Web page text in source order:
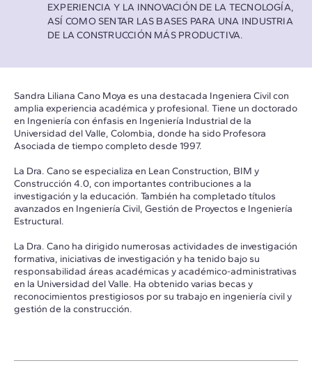
EXPERIENCIA Y LA INNOVACIÓN DE LA TECNOLOGÍA,
ASÍ COMO SENTAR LAS BASES PARA UNA INDUSTRIA
DE LA CONSTRUCCIÓN MÁS PRODUCTIVA.
Sandra Liliana Cano Moya es una destacada Ingeniera Civil con
amplia experiencia académica y profesional. Tiene un doctorado
en Ingeniería con énfasis en Ingeniería Industrial de la
Universidad del Valle, Colombia, donde ha sido Profesora
Asociada de tiempo completo desde 1997.
La Dra. Cano se especializa en Lean Construction, BIM y
Construcción 4.0, con importantes contribuciones a la
investigación y la educación. También ha completado títulos
avanzados en Ingeniería Civil, Gestión de Proyectos e Ingeniería
Estructural.
La Dra. Cano ha dirigido numerosas actividades de investigación
formativa, iniciativas de investigación y ha tenido bajo su
responsabilidad áreas académicas y académico-administrativas
en la Universidad del Valle. Ha obtenido varias becas y
reconocimientos prestigiosos por su trabajo en ingeniería civil y
gestión de la construcción.